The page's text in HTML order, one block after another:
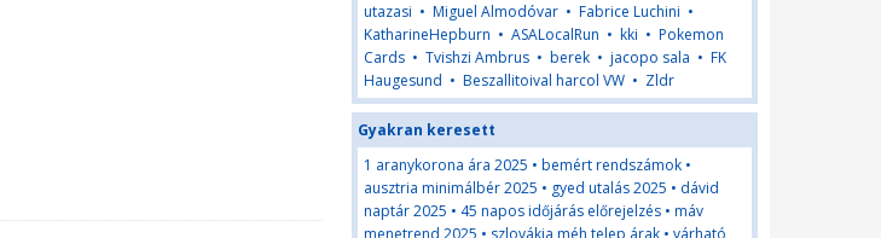
utazasi • Miguel Almodóvar • Fabrice Luchini •
KatharineHepburn • ASALocalRun • kki • Pokemon
Cards • Tvishzi Ambrus • berek • jacopo sala • FK
Haugesund • Beszallitoival harcol VW • Zldr
Gyakran keresett
1 aranykorona ára 2025 • bemért rendszámok •
ausztria minimálbér 2025 • gyed utalás 2025 • dávid
naptár 2025 • 45 napos időjárás előrejelzés • máv
menetrend 2025 • szlovákia méh telep árak • várható